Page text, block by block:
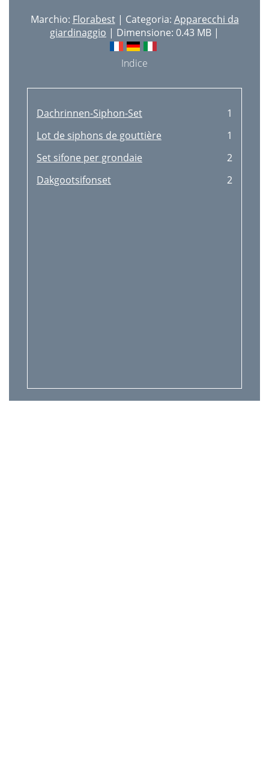
Marchio: Florabest| Categoria: Apparecchi da
giardinaggio | Dimensione: 0.43 MB |
Indice
Dachrinnen-Siphon-Set
1
Lot de siphons de gouttière
1
Set sifone per grondaie
2
Dakgootsifonset
2